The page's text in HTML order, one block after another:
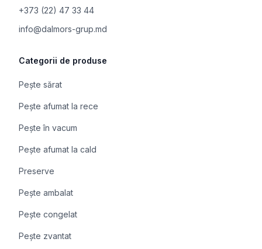
+373 (22) 47 33 44
info@dalmors-grup.md
Categorii de produse
Pește sărat
Pește afumat la rece
Pește în vacum
Pește afumat la cald
Preserve
Pește ambalat
Pește congelat
Pește zvantat